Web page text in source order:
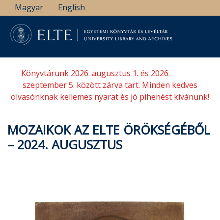
Ugrás
a
tartalomra
Magyar English
Könyvtárunk 2026. augusztus 1. és 2026.
szeptember 5. között zárva tart. Minden kedves
olvasónknak kellemes nyarat és jó pihenést kívánunk!
MOZAIKOK AZ ELTE ÖRÖKSÉGÉBŐL
– 2024. AUGUSZTUS